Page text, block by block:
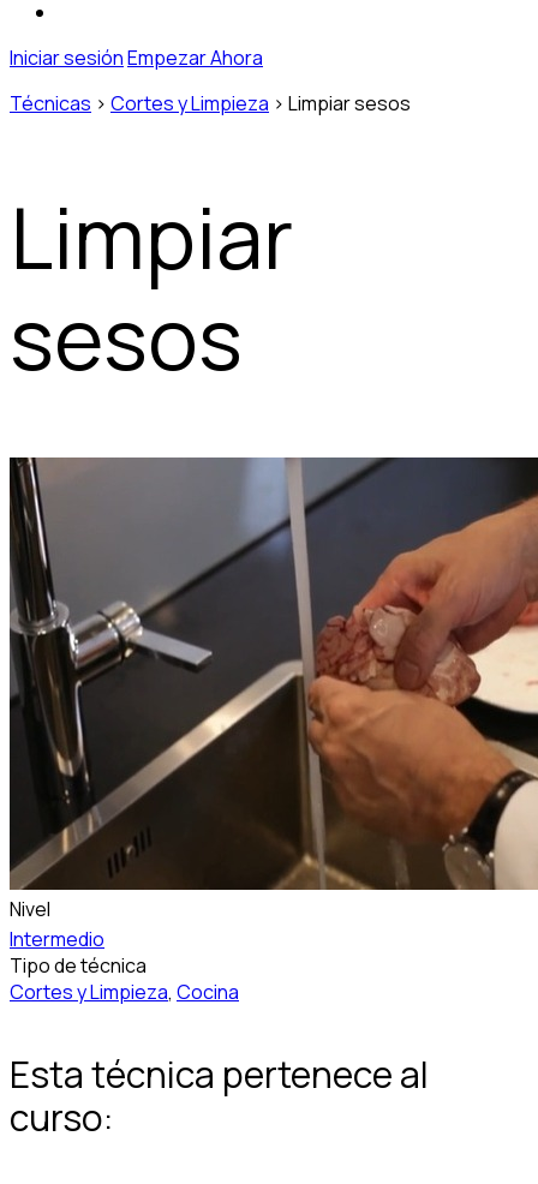
Iniciar sesiónEmpezar Ahora
Técnicas > Cortes y Limpieza > Limpiar sesos
Limpiar
sesos
Nivel
Intermedio
Tipo de técnica
Cortes y Limpieza, Cocina
Esta técnica pertenece al
curso: